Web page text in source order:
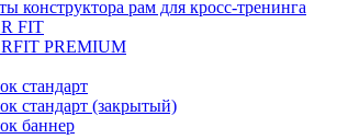
конструктора рам для кросс-тренинга
FIT
PREMIUM
стандарт
стандарт (закрытый)
баннер